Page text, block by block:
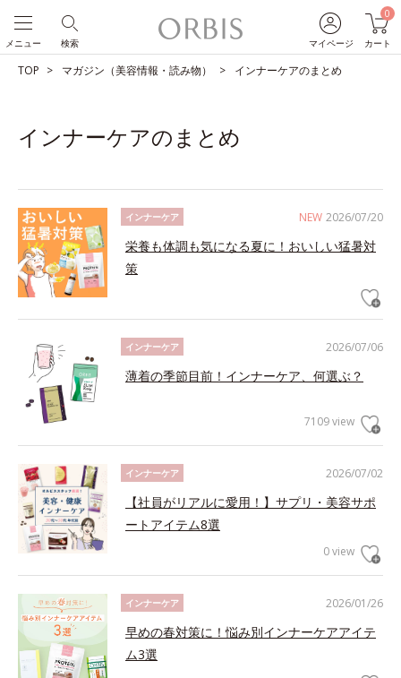
マイページ
0
カート
検索
メニュー
TOP マガジン（美容情報・読み物） インナーケアのまとめ
インナーケアのまとめ
NEW 2026/07/20
インナーケア
栄養も体調も気になる夏に！おいしい猛暑対
策
2026/07/06
インナーケア
薄着の季節目前！インナーケア、何選ぶ？
7109 view
2026/07/02
インナーケア
【社員がリアルに愛用！】サプリ・美容サポ
ートアイテム8選
0 view
2026/01/26
インナーケア
早めの春対策に！悩み別インナーケアアイテ
ム3選